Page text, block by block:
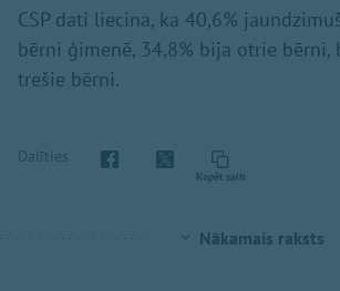
CSP dati liecina, ka 40,6%
bērni ģimenē, 34,8% bija otrie bērni,
trešie bērni.
Dalīties
Kopēt saiti
Nākamais raksts